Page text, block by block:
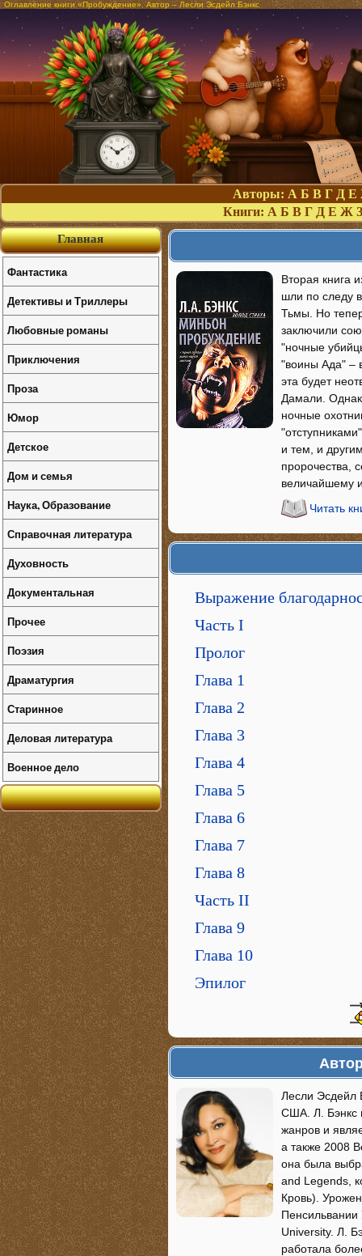
Оглавление книги «Пробуждение». Автор – Лесли Эсдейл Бэнкс
Авторы: А Б В Г Д Е
Книги: А Б В Г Д Е Ж З
Вторая книга
шли по следу
Тьмы. Но
заключили
"ночные
"воины Ада" –
эта будет
Дамали.
ночные
и тем, и
пророчества,
величайшему
Читать
Выражение
Часть I
Пролог
Глава 1
Глава 2
Глава 3
Глава 4
Глава 5
Глава 6
Глава 7
Глава 8
Часть II
Глава 9
Глава 10
Эпилог
Лесли Эсдейл
США. Л. Бэнкс
жанров и
а также 2008
она была
and Legends,
Кровь).
Пенсильвании
University. Л.
работала
Главная
Фантастика
Детективы и Триллеры
Любовные романы
Приключения
Проза
Юмор
Детское
Дом и семья
Наука, Образование
Справочная литература
Духовность
Документальная
Прочее
Поэзия
Драматургия
Старинное
Деловая литература
Военное дело